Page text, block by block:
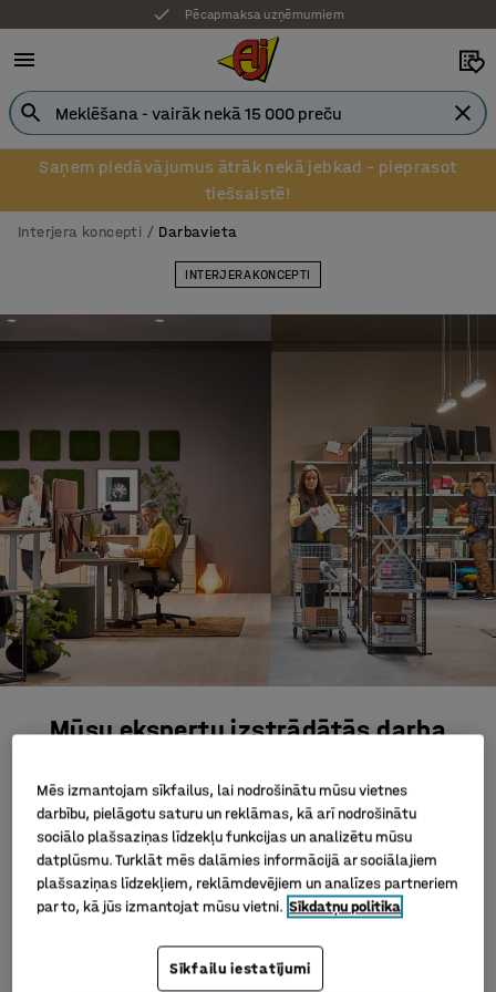
Pēcapmaksa uzņēmumiem
Saņem piedāvājumus ātrāk nekā jebkad – pieprasot
tiešsaistē!
Interjera koncepti Darbavieta
INTERJERA KONCEPTI
Mūsu ekspertu izstrādātās darba
Mēs strādājam, lai ikviens savā darbā justos labi. Tāpēc
piedāvājam interjera dizaina risinājumus visām darba
telpām – birojam, darbnīcai, noliktavai, ēdamistabai,
atpūtas telpai, un pat ģērbtuvei! Mūsu eksperti ir
viegli atrast optimālo interjera risinājumu tavai darba
vietai. Atklāj mūsu gatavās koncepcijas, iedvesmojies un
Mēs izmantojam sīkfailus, lai nodrošinātu mūsu vietnes
darbību, pielāgotu saturu un reklāmas, kā arī nodrošinātu
sociālo plašsaziņas līdzekļu funkcijas un analizētu mūsu
datplūsmu. Turklāt mēs dalāmies informācijā ar sociālajiem
plašsaziņas līdzekļiem, reklāmdevējiem un analīzes partneriem
par to, kā jūs izmantojat mūsu vietni. Sīkdatņu politika
Sīkfailu iestatījumi